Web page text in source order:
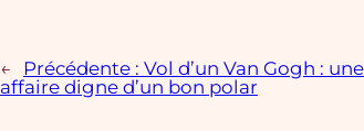
← Précédente : Vol d’un Van Gogh : une
affaire digne d’un bon polar